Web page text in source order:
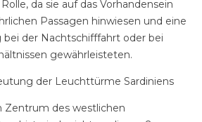
da sie auf das Vorhandensein
Passagen hinwiesen und eine
bei der Nachtschifffahrt oder bei
gewährleisteten.
der Leuchttürme Sardiniens
Zentrum des westlichen